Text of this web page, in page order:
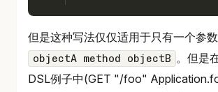
但是这种写法仅仅适用于只有一个参
objectA method objectB 。但是
DSL例子中(GET "/foo"